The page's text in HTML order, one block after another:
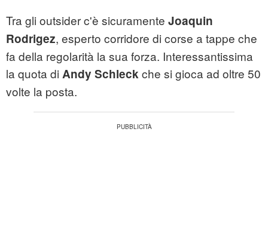
Tra gli outsider c'è sicuramente Joaquin
Rodrigez, esperto corridore di corse a tappe che
fa della regolarità la sua forza. Interessantissima
la quota di Andy Schleckche si gioca ad oltre 50
volte la posta.